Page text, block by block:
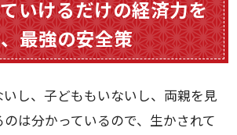
いけるだけの経済力を
最強の安全策
し、子どももいないし、両親を見
は分かっているので、生かされて